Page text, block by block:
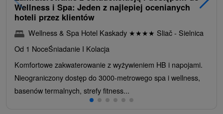
Wellness i Spa: Jeden z najlepiej ocenianych
hoteli przez klientów
Wellness & Spa Hotel Kaskady ★★★★ Sliač - Sielnica
Od 1 NoceŚniadanie I Kolacja
Komfortowe zakwaterowanie z wyżywieniem HB i napojami.
Nieograniczony dostęp do 3000-metrowego spa i wellness,
basenów termalnych, strefy fitness...